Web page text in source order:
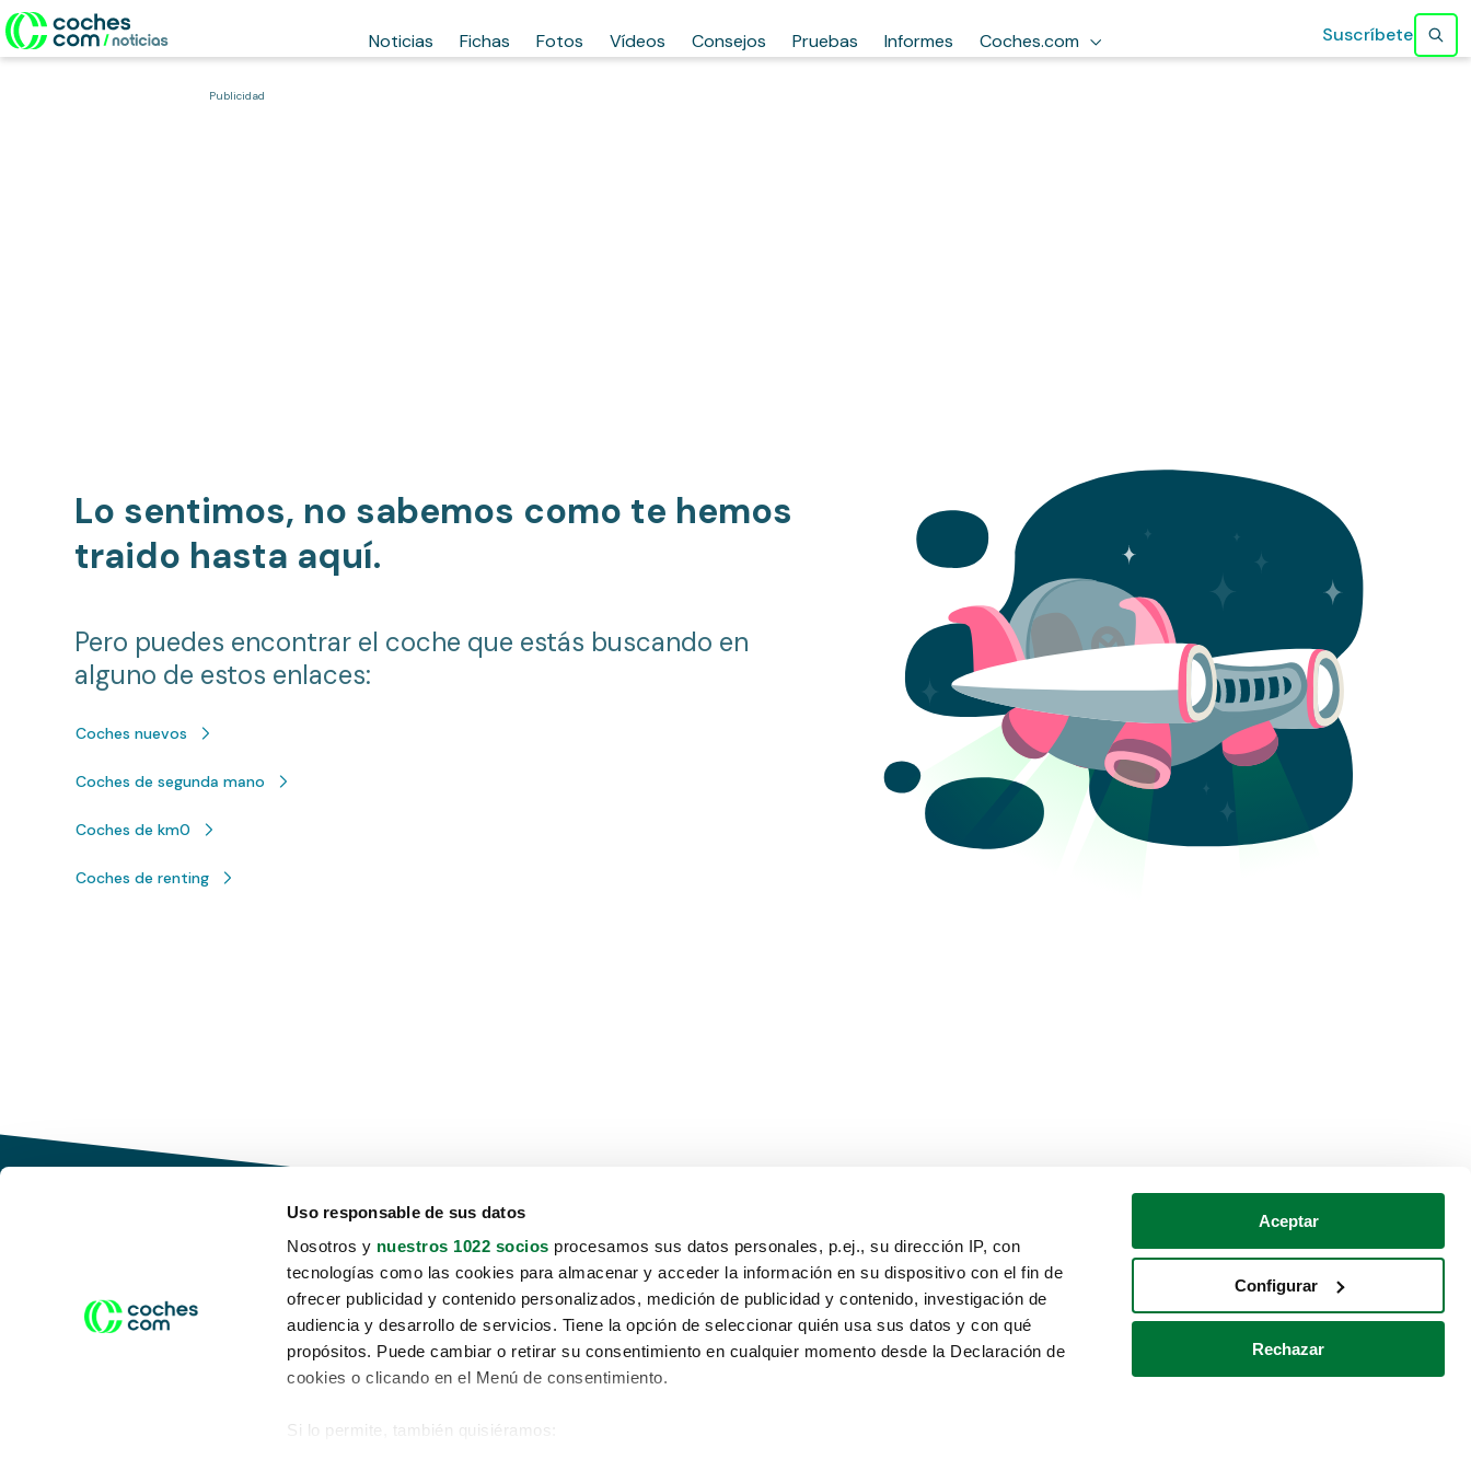
Uso responsable de sus datos
Nosotros y nuestros 1022 socios procesamos sus datos personales, p.ej., su dirección IP, con
tecnologías como las cookies para almacenar y acceder la información en su dispositivo con el fin de
ofrecer publicidad y contenido personalizados, medición de publicidad y contenido, investigación de
audiencia y desarrollo de servicios. Tiene la opción de seleccionar quién usa sus datos y con qué
propósitos. Puede cambiar o retirar su consentimiento en cualquier momento desde la Declaración de
cookies o clicando en el Menú de consentimiento.
Si lo permite, también quisiéramos:
Aceptar
Configurar
Rechazar
Noticias Fichas Fotos Vídeos Consejos Pruebas Informes Coches.com Suscríbete
Publicidad
Lo sentimos, no sabemos como te hemos
traido hasta aquí.
Pero puedes encontrar el coche que estás buscando en
alguno de estos enlaces:
Coches nuevos
Coches de segunda mano
Coches de km0
Coches de renting
Conduce tu futuro,
desata tu movilidad